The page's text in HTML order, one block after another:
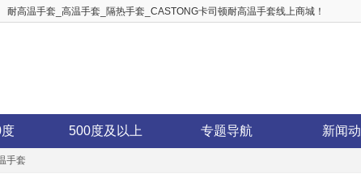
耐高温手套_高温手套_隔热手套_CASTONG卡司顿耐高温手套线上商城！
500度及以上 专题导航 新闻
手套